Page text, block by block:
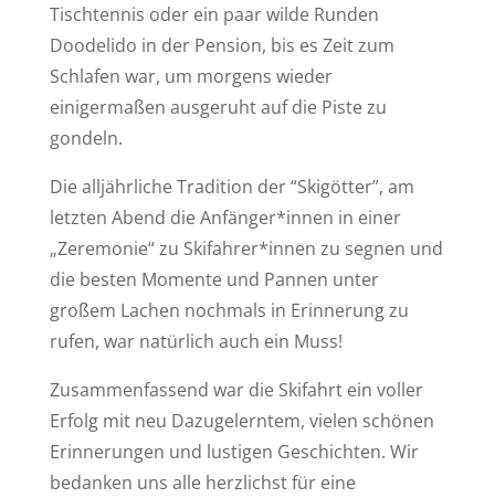
Tischtennis oder ein paar wilde Runden
Doodelido in der Pension, bis es Zeit zum
Schlafen war, um morgens wieder
einigermaßen ausgeruht auf die Piste zu
gondeln.
Die alljährliche Tradition der “Skigötter”, am
letzten Abend die Anfänger*innen in einer
„Zeremonie“ zu Skifahrer*innen zu segnen und
die besten Momente und Pannen unter
großem Lachen nochmals in Erinnerung zu
rufen, war natürlich auch ein Muss!
Zusammenfassend war die Skifahrt ein voller
Erfolg mit neu Dazugelerntem, vielen schönen
Erinnerungen und lustigen Geschichten. Wir
bedanken uns alle herzlichst für eine